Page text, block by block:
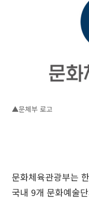
▲문체부 로고
문화체육관광부는
국내 9개 문화예술